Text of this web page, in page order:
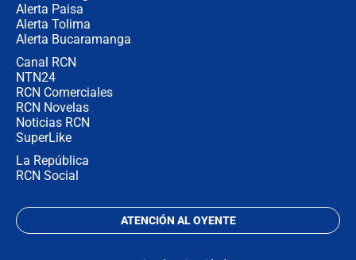
Alerta Paisa
Alerta Tolima
Alerta Bucaramanga
Canal RCN
NTN24
RCN Comerciales
RCN Novelas
Noticias RCN
SuperLike
La República
RCN Social
ATENCIÓN AL OYENTE